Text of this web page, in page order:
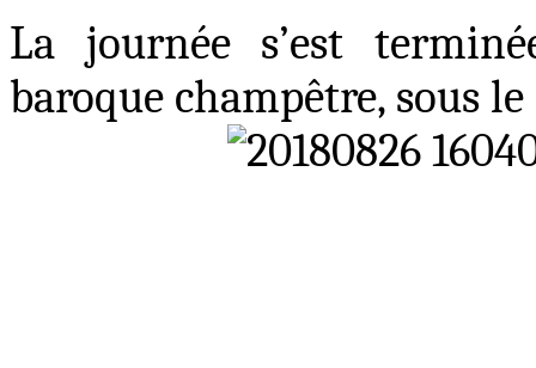
La journée s’est
baroque champêtre, sous